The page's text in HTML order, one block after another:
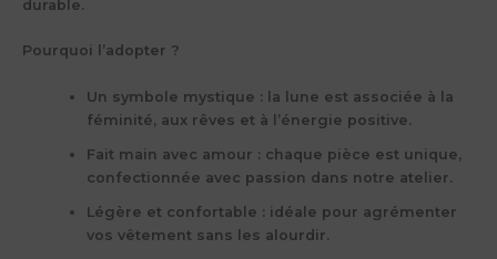
durable.
Pourquoi l’adopter ?
Un symbole mystique : la lune est associée à la
féminité, aux rêves et à l’énergie positive.
Fait main avec amour : chaque pièce est unique,
confectionnée avec passion dans notre atelier.
Légère et confortable : idéale pour agrémenter
vos vêtement sans les alourdir.